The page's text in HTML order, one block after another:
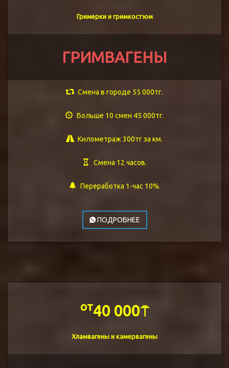
Гримерки и гримкостюм
ГРИМВАГЕНЫ
Смена в городе 55 000тг.
Больше 10 смен 45 000тг.
Километраж 300тг за км.
Смена 12 часов.
Переработка 1-час 10%.
ПОДРОБНЕЕ
от40 000⍑
Хламвагены и камервагены